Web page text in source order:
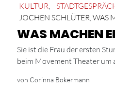
KULTUR
JOCHEN SCHLÜTER WAS
WAS MACHEN
Sie ist die Frau der ersten
beim Movement Theater um
von Corinna Bokermann